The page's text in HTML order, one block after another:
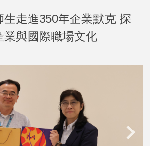
生走進350年企業默克 探
業與國際職場文化